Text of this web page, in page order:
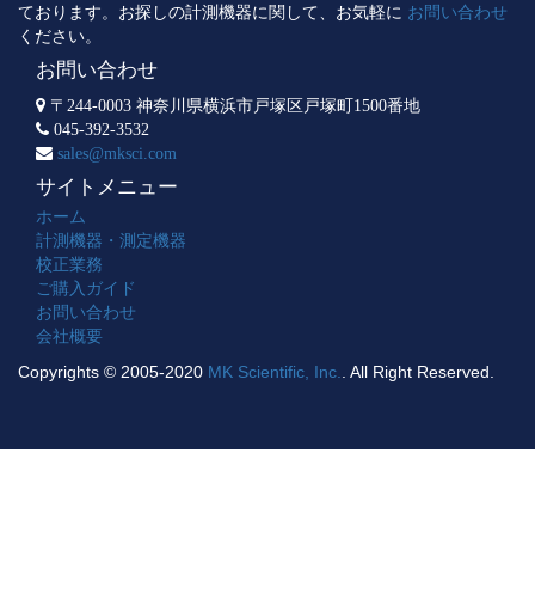
ております。お探しの計測機器に関して、お気軽に お問い合わせ
ください。
お問い合わせ
〒244-0003 神奈川県横浜市戸塚区戸塚町1500番地
045-392-3532
sales@mksci.com
サイトメニュー
ホーム
計測機器・測定機器
校正業務
ご購入ガイド
お問い合わせ
会社概要
Copyrights © 2005-2020 MK Scientific, Inc. . All Right Reserved.